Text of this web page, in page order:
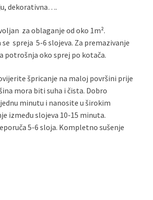
dekorativna….
za oblaganje od oko 1m².
se spreja 5-6 slojeva. Za premazivanje
potrošnja​ oko sprej po kotača.
špricanje na maloj površini prije
mora biti suha i čista. Dobro
minutu i nanosite u širokim
između slojeva 10-15 minuta.
5-6 sloja. Kompletno sušenje